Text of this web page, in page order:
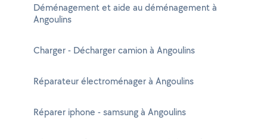
Déménagement et aide au déménagement à
Angoulins
Charger - Décharger camion à Angoulins
Réparateur électroménager à Angoulins
Réparer iphone - samsung à Angoulins